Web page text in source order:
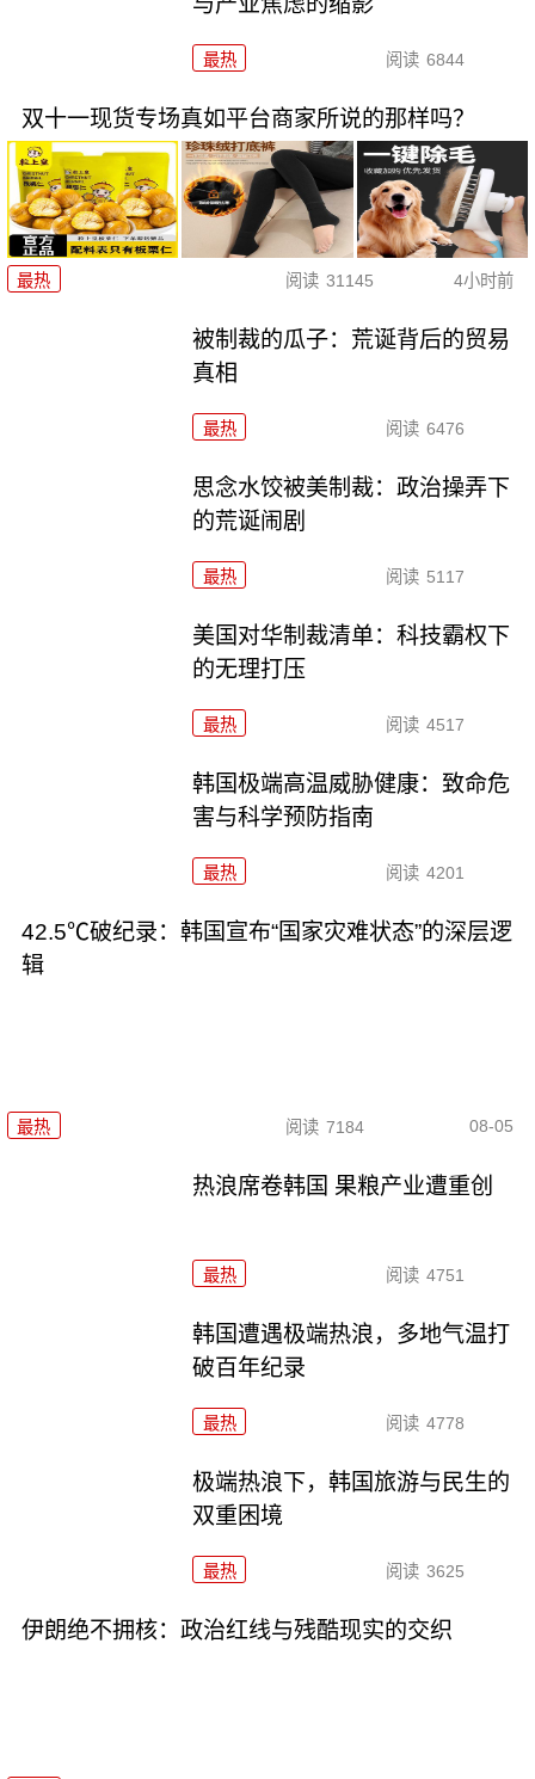
最热 阅读 6844
双十一现货专场真如平台商家所说的那样吗？
最热 阅读 31145 4小时前
被制裁的瓜子：荒诞背后的贸易
真相
最热 阅读 6476
思念水饺被美制裁：政治操弄下
的荒诞闹剧
最热 阅读 5117
美国对华制裁清单：科技霸权下
的无理打压
最热 阅读 4517
韩国极端高温威胁健康：致命危
害与科学预防指南
最热 阅读 4201
42.5℃破纪录：韩国宣布“国家灾难状态”的深层逻
辑
最热 阅读 7184 08-05
热浪席卷韩国 果粮产业遭重创
最热 阅读 4751
韩国遭遇极端热浪，多地气温打
破百年纪录
最热 阅读 4778
极端热浪下，韩国旅游与民生的
双重困境
最热 阅读 3625
伊朗绝不拥核：政治红线与残酷现实的交织